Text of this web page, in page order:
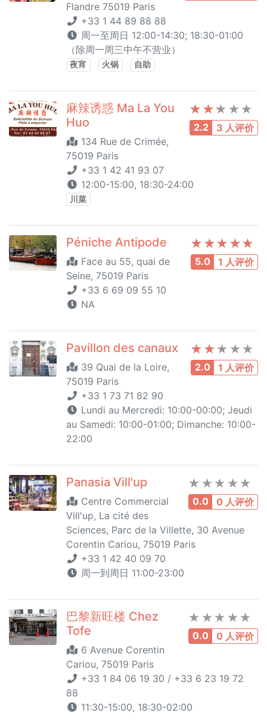
Flandre 75019 Paris
+33 1 44 89 88 88
周一至周日 12:00-14:30; 18:30-01:00
（除周一周三中午不营业）
夜宵 火锅 自助
2.2 3 人评价
麻辣诱惑 Ma La You
Huo
134 Rue de Crimée,
75019 Paris
+33 1 42 41 93 07
12:00-15:00, 18:30-24:00
川菜
5.0 1 人评价
Péniche Antipode
Face au 55, quai de
Seine, 75019 Paris
+33 6 69 09 55 10
NA
2.0 1 人评价
Pavillon des canaux
39 Quai de la Loire,
75019 Paris
+33 1 73 71 82 90
Lundi au Mercredi: 10:00-00:00; Jeudi
au Samedi: 10:00-01:00; Dimanche: 10:00-
22:00
0.0 0 人评价
Panasia Vill'up
Centre Commercial
Vill'up, La cité des
Sciences, Parc de la Villette, 30 Avenue
Corentin Cariou, 75019 Paris
+33 1 42 40 09 70
周一到周日 11:00-23:00
0.0 0 人评价
巴黎新旺楼 Chez
Tofe
6 Avenue Corentin
Cariou, 75019 Paris
+33 1 84 06 19 30 / +33 6 23 19 72
88
11:30-15:00, 18:30-02:00